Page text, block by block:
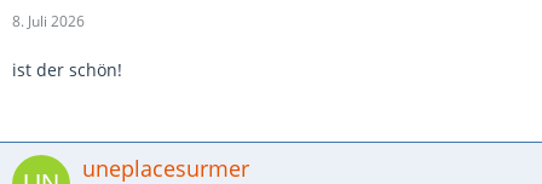
8. Juli 2026
ist der schön!
uneplacesurmer